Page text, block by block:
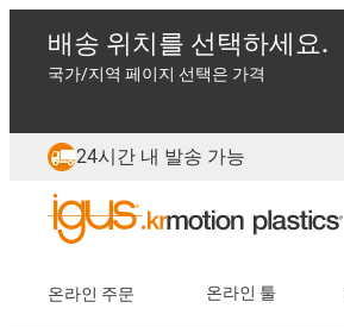
배송 위치를 선택하세요.
국가/지역 페이지 선택은 가격
24시간 내 발송 가능
온라인 주문 온라인 툴